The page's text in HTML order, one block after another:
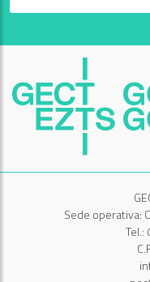
Sede operativa: